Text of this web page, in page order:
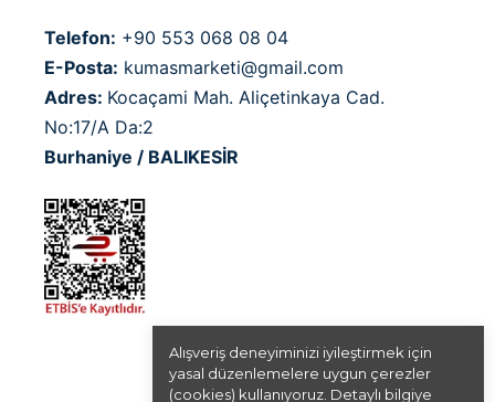
Alışveriş deneyiminizi iyileştirmek için
yasal düzenlemelere uygun çerezler
(cookies) kullanıyoruz. Detaylı bilgiye
Telefon: +90 553 068 08 04
E-Posta: kumasmarketi@gmail.com
Adres: Kocaçami Mah. Aliçetinkaya Cad.
No:17/A Da:2
Burhaniye / BALIKESİR